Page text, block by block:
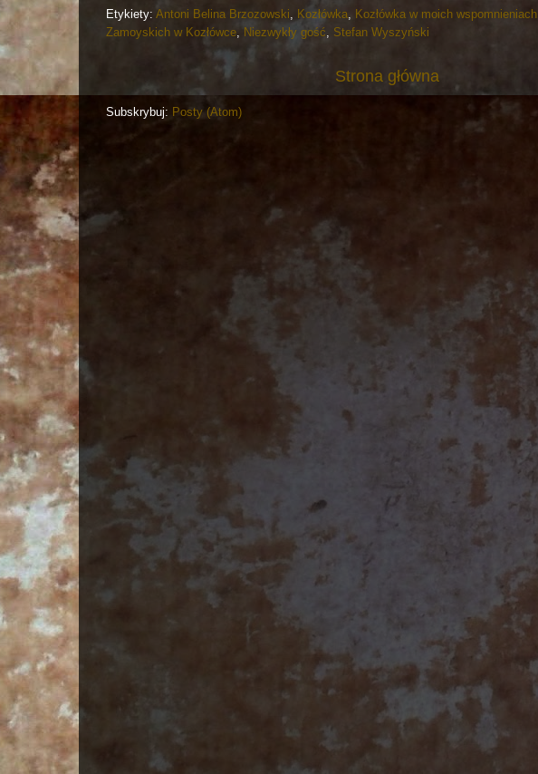
Etykiety: Antoni Belina Brzozowski Kozłówka Kozłówka w moich wspomnieniach
Zamoyskich w Kozłówce Niezwykły gość Stefan Wyszyński
Strona główna
Subskrybuj: Posty (Atom)